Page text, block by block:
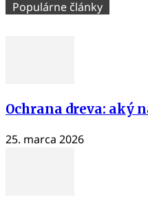
Populárne články
Ochrana dreva: aký
25. marca 2026